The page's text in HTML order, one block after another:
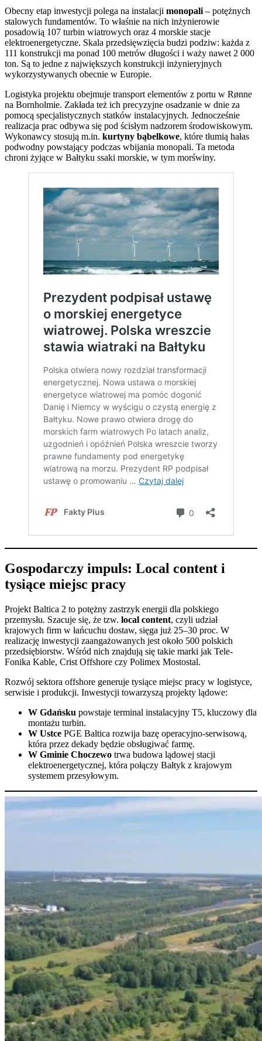
Obecny etap inwestycji polega na instalacji monopali – potężnych
stalowych fundamentów. To właśnie na nich inżynierowie
posadowią 107 turbin wiatrowych oraz 4 morskie stacje
elektroenergetyczne. Skala przedsięwzięcia budzi podziw: każda z
111 konstrukcji ma ponad 100 metrów długości i waży nawet 2 000
ton. Są to jedne z największych konstrukcji inżynieryjnych
wykorzystywanych obecnie w Europie.
Logistyka projektu obejmuje transport elementów z portu w Rønne
na Bornholmie. Zakłada też ich precyzyjne osadzanie w dnie za
pomocą specjalistycznych statków instalacyjnych. Jednocześnie
realizacja prac odbywa się pod ścisłym nadzorem środowiskowym.
Wykonawcy stosują m.in. kurtyny bąbelkowe, które tłumią hałas
podwodny powstający podczas wbijania monopali. Ta metoda
chroni żyjące w Bałtyku ssaki morskie, w tym morświny.
Gospodarczy impuls: Local content i
tysiące miejsc pracy
Projekt Baltica 2 to potężny zastrzyk energii dla polskiego
przemysłu. Szacuje się, że tzw. local content, czyli udział
krajowych firm w łańcuchu dostaw, sięga już 25–30 proc. W
realizację inwestycji zaangażowanych jest około 500 polskich
przedsiębiorstw. Wśród nich znajdują się takie marki jak Tele-
Fonika Kable, Crist Offshore czy Polimex Mostostal.
Rozwój sektora offshore generuje tysiące miejsc pracy w logistyce,
serwisie i produkcji. Inwestycji towarzyszą projekty lądowe:
W Gdańsku powstaje terminal instalacyjny T5, kluczowy dla
montażu turbin.
W Ustce PGE Baltica rozwija bazę operacyjno-serwisową,
która przez dekady będzie obsługiwać farmę.
W Gminie Choczewo trwa budowa lądowej stacji
elektroenergetycznej, która połączy Bałtyk z krajowym
systemem przesyłowym.